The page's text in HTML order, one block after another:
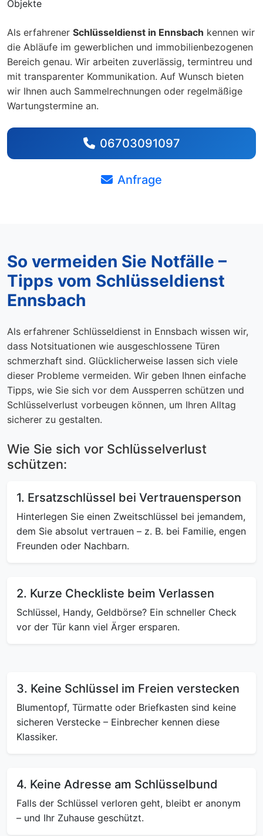
Objekte
Als erfahrener Schlüsseldienst in Ennsbach kennen wir
die Abläufe im gewerblichen und immobilienbezogenen
Bereich genau. Wir arbeiten zuverlässig, termintreu und
mit transparenter Kommunikation. Auf Wunsch bieten
wir Ihnen auch Sammelrechnungen oder regelmäßige
Wartungstermine an.
06703091097
Anfrage
So vermeiden Sie Notfälle –
Tipps vom Schlüsseldienst
Ennsbach
Als erfahrener Schlüsseldienst in Ennsbach wissen wir,
dass Notsituationen wie ausgeschlossene Türen
schmerzhaft sind. Glücklicherweise lassen sich viele
dieser Probleme vermeiden. Wir geben Ihnen einfache
Tipps, wie Sie sich vor dem Aussperren schützen und
Schlüsselverlust vorbeugen können, um Ihren Alltag
sicherer zu gestalten.
Wie Sie sich vor Schlüsselverlust
schützen:
1. Ersatzschlüssel bei Vertrauensperson
Hinterlegen Sie einen Zweitschlüssel bei jemandem,
dem Sie absolut vertrauen – z. B. bei Familie, engen
Freunden oder Nachbarn.
2. Kurze Checkliste beim Verlassen
Schlüssel, Handy, Geldbörse? Ein schneller Check
vor der Tür kann viel Ärger ersparen.
3. Keine Schlüssel im Freien verstecken
Blumentopf, Türmatte oder Briefkasten sind keine
sicheren Verstecke – Einbrecher kennen diese
Klassiker.
4. Keine Adresse am Schlüsselbund
Falls der Schlüssel verloren geht, bleibt er anonym
– und Ihr Zuhause geschützt.